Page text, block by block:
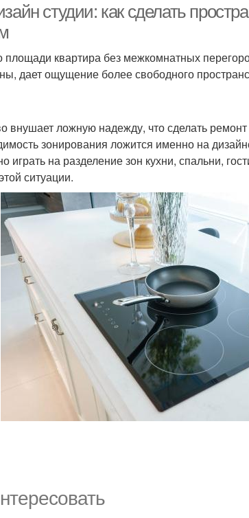
студии: как сделать
квартира без межкомнатных
дает ощущение более свободного
внушает ложную надежду, что сделать
зонирования ложится именно на
играть на разделение зон кухни, спальни,
ситуации.